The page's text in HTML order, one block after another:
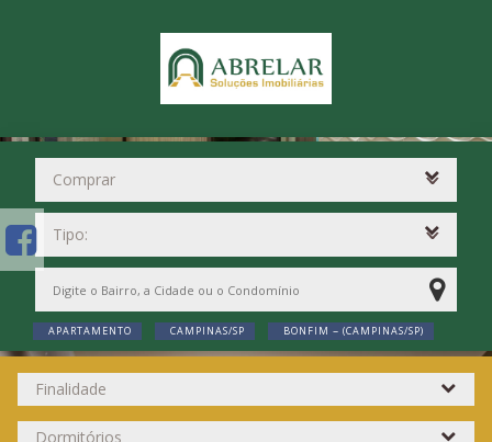
APARTAMENTO CAMPINAS/SP BONFIM ~ (CAMPINAS/SP)